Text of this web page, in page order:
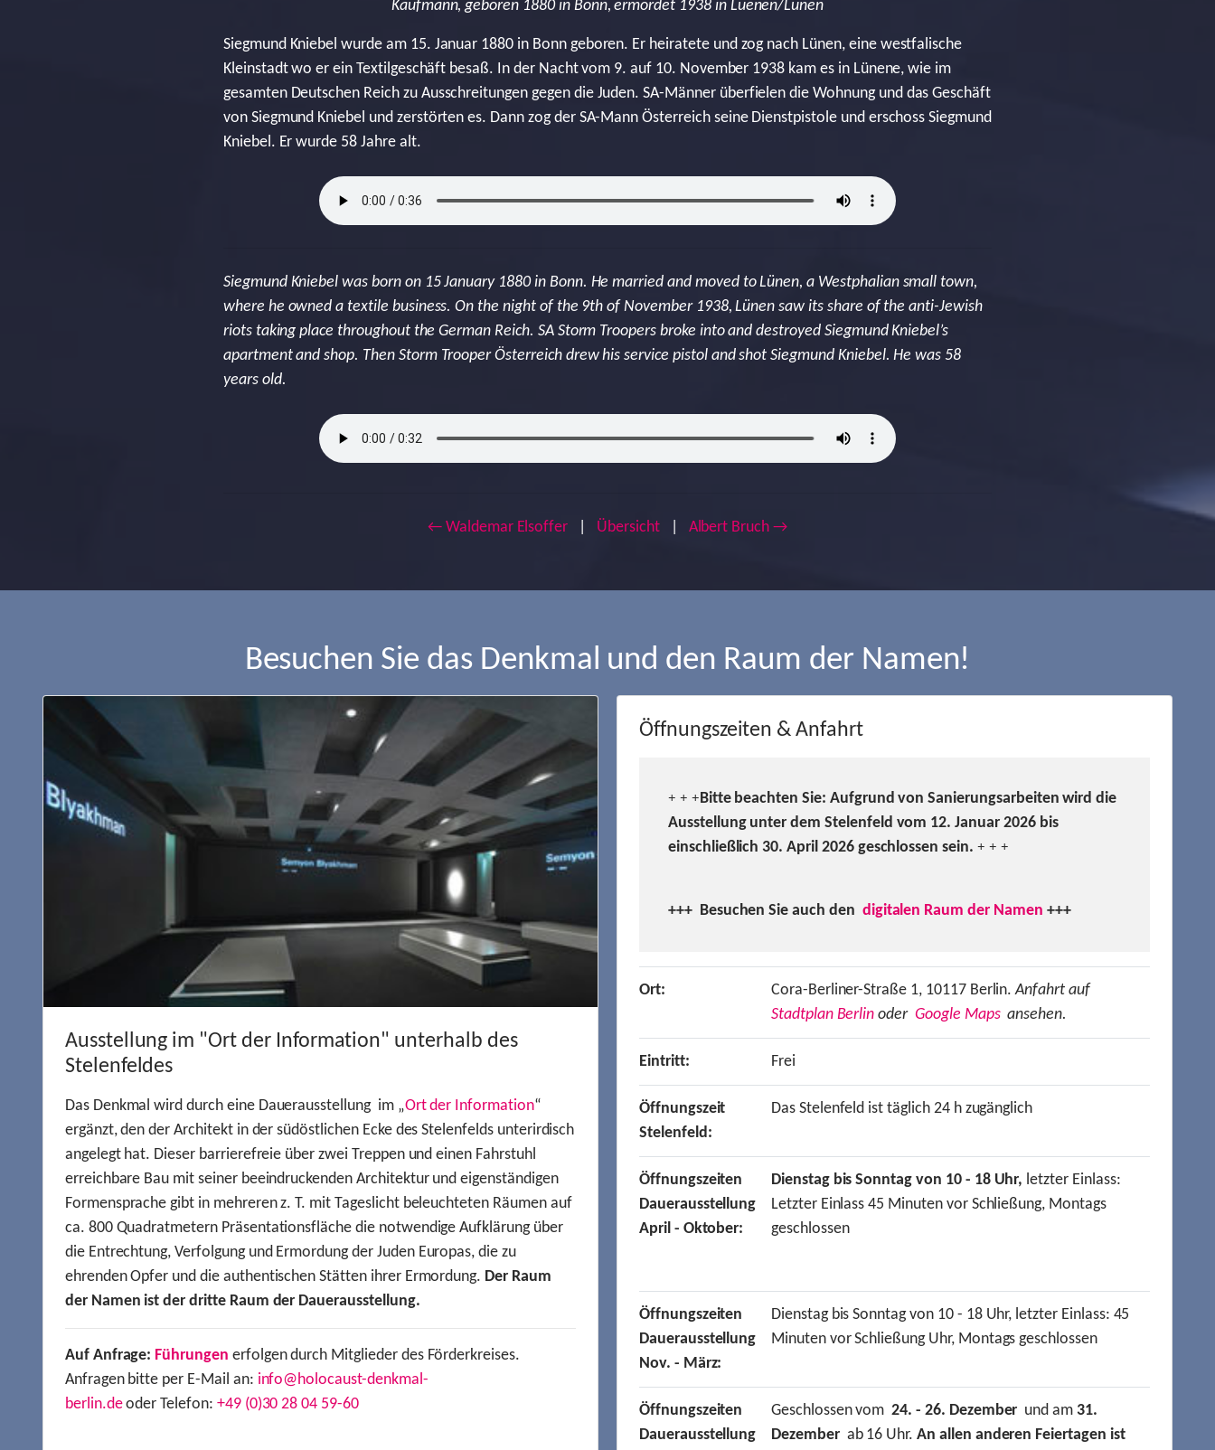
Kaufmann, geboren 1880 in Bonn, ermordet 1938 in Luenen/Lünen
Siegmund Kniebel wurde am 15. Januar 1880 in Bonn geboren. Er heiratete und zog nach Lünen, eine westfalische
Kleinstadt wo er ein Textilgeschäft besaß. In der Nacht vom 9. auf 10. November 1938 kam es in Lünene, wie im
gesamten Deutschen Reich zu Ausschreitungen gegen die Juden. SA-Männer überfielen die Wohnung und das Geschäft
von Siegmund Kniebel und zerstörten es. Dann zog der SA-Mann Österreich seine Dienstpistole und erschoss Siegmund
Kniebel. Er wurde 58 Jahre alt.
Siegmund Kniebel was born on 15 January 1880 in Bonn. He married and moved to Lünen, a Westphalian small town,
where he owned a textile business. On the night of the 9th of November 1938, Lünen saw its share of the anti-Jewish
riots taking place throughout the German Reich. SA Storm Troopers broke into and destroyed Siegmund Kniebel’s
apartment and shop. Then Storm Trooper Österreich drew his service pistol and shot Siegmund Kniebel. He was 58
years old.
← Waldemar Elsoffer Übersicht Albert Bruch →
Besuchen Sie das Denkmal und den Raum der Namen!
Ausstellung im "Ort der Information" unterhalb des
Stelenfeldes
Das Denkmal wird durch eine Dauerausstellung im „Ort der Information“
ergänzt, den der Architekt in der südöstlichen Ecke des Stelenfelds unterirdisch
angelegt hat. Dieser barrierefreie über zwei Treppen und einen Fahrstuhl
erreichbare Bau mit seiner beeindruckenden Architektur und eigenständigen
Formensprache gibt in mehreren z. T. mit Tageslicht beleuchteten Räumen auf
ca. 800 Quadratmetern Präsentationsfläche die notwendige Aufklärung über
die Entrechtung, Verfolgung und Ermordung der Juden Europas, die zu
ehrenden Opfer und die authentischen Stätten ihrer Ermordung. Der Raum
der Namen ist der dritte Raum der Dauerausstellung.
Auf Anfrage: Führungen erfolgen durch Mitglieder des Förderkreises.
Anfragen bitte per E-Mail an: info@holocaust-denkmal-
berlin.deoder Telefon: +49 (0)30 28 04 59-60
Öffnungszeiten & Anfahrt
+ + +Bitte beachten Sie: Aufgrund von Sanierungsarbeiten wird die
Ausstellung unter dem Stelenfeld vom 12. Januar 2026 bis
einschließlich 30. April 2026 geschlossen sein. + + +
+++ Besuchen Sie auch den digitalen Raum der Namen +++
Ort: Cora-Berliner-Straße 1, 10117 Berlin.Anfahrt auf
Stadtplan Berlin oder Google Mapsansehen.
Eintritt: Frei
Öffnungszeit
Stelenfeld:
Das Stelenfeld ist täglich 24 h zugänglich
Öffnungszeiten
Dauerausstellung
April - Oktober:
Dienstag bis Sonntag von 10 - 18 Uhr, letzter Einlass:
Letzter Einlass 45 Minuten vor Schließung, Montags
geschlossen
Öffnungszeiten
Dauerausstellung
Nov. - März:
Dienstag bis Sonntag von 10 - 18 Uhr, letzter Einlass: 45
Minuten vor Schließung Uhr, Montags geschlossen
Öffnungszeiten
Dauerausstellung
Geschlossen vom24. - 26. Dezember und am31.
Dezemberab 16 Uhr.An allen anderen Feiertagen ist